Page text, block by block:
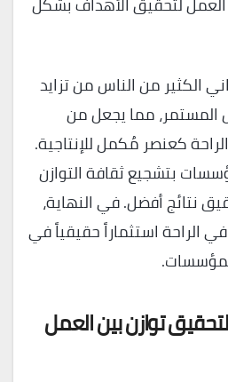
الكثير من الناس من تزايد
المستمر، مما يجعل من
كعنصر مُكمل للإنتاجية.
بتشجيع ثقافة التوازن
نتائج أفضل. في النهاية،
الراحة استثماراً حقيقياً في
توازن بين العمل